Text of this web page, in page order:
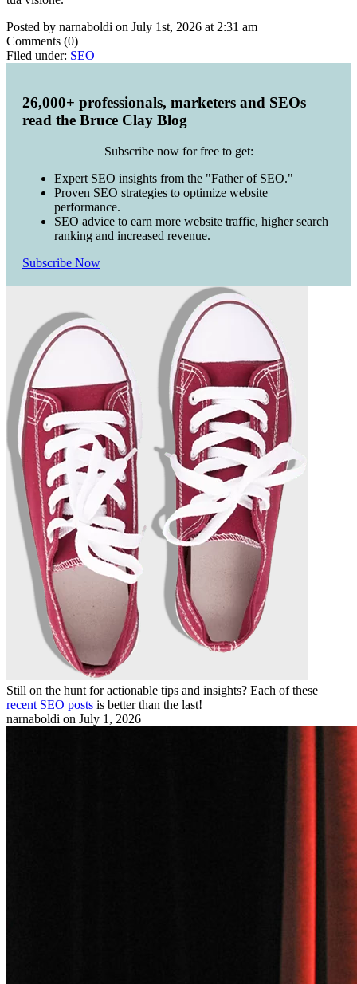
Posted by narnaboldi on July 1st, 2026 at 2:31 am
Comments (0)
Filed under: SEO —
26,000+ professionals, marketers and SEOs
read the Bruce Clay Blog
Subscribe now for free to get:
Expert SEO insights from the "Father of SEO."
Proven SEO strategies to optimize website
performance.
SEO advice to earn more website traffic, higher search
ranking and increased revenue.
Subscribe Now
Still on the hunt for actionable tips and insights? Each of these
recent SEO posts is better than the last!
narnaboldi on July 1, 2026